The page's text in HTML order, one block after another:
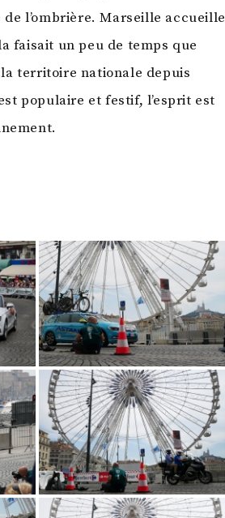
l’ombrière. Marseille accueille
faisait un peu de temps que
territoire nationale depuis
populaire et festif, l’esprit est